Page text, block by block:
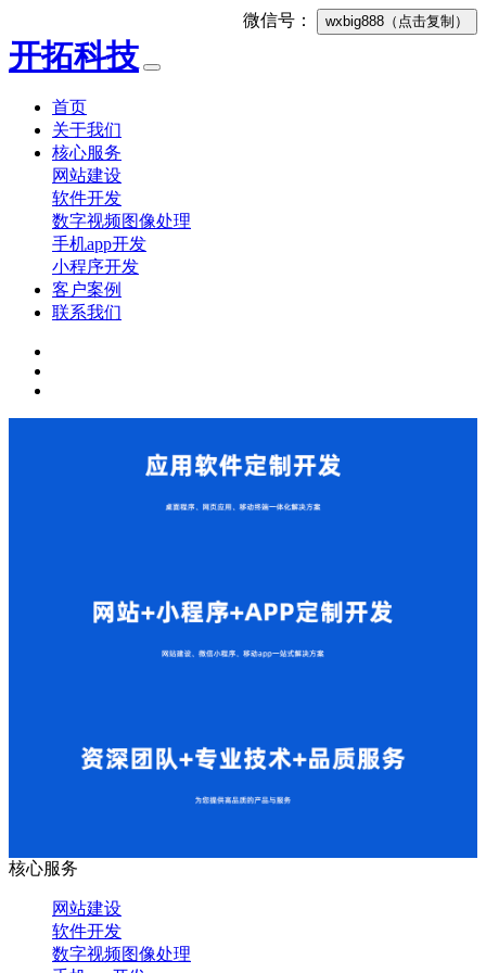
微信号： wxbig888 （点击复制）
开拓科技
首页
关于我们
核心服务
网站建设
软件开发
数字视频图像处理
手机app开发
小程序开发
客户案例
联系我们
核心服务
网站建设
软件开发
数字视频图像处理